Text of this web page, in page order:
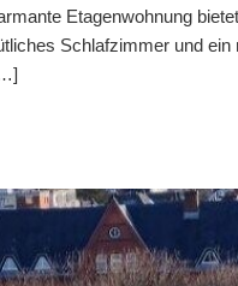
Etagenwohnung
Schlafzimmer und